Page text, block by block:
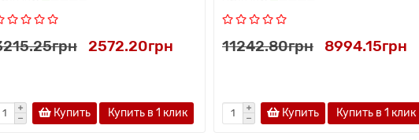
2572.20грн
Купить Купить в 1 клик
11242.80грн 8994.15грн
Купить Купить в 1 клик